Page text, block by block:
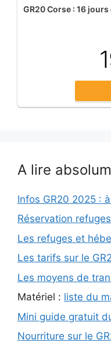
GR20 Corse : 16
A lire
Infos GR20 2025 :
Réservation
Les refuges et
Les tarifs sur le
Les moyens de
Matériel : liste du
Mini guide gratuit
Nourriture sur le